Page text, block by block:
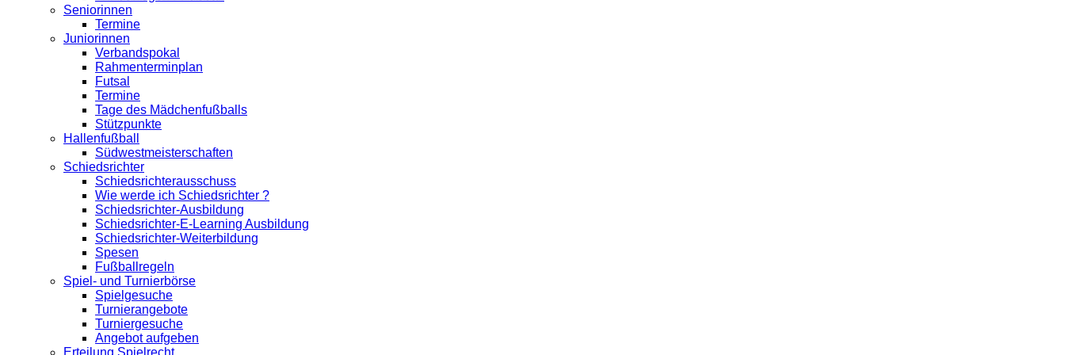
Seniorinnen
Termine
Juniorinnen
Verbandspokal
Rahmenterminplan
Futsal
Termine
Tage des Mädchenfußballs
Stützpunkte
Hallenfußball
Südwestmeisterschaften
Schiedsrichter
Schiedsrichter­ausschuss
Wie werde ich Schiedsrichter ?
Schiedsrichter-Ausbildung
Schiedsrichter-E-Learning Ausbildung
Schiedsrichter-Weiterbildung
Spesen
Fußballregeln
Spiel- und Turnierbörse
Spielgesuche
Turnierangebote
Turniergesuche
Angebot aufgeben
Erteilung Spielrecht